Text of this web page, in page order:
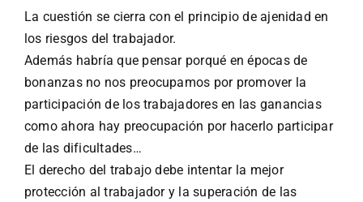
La cuestión se cierra con el principio de ajenidad en
los riesgos del trabajador.
Además habría que pensar porqué en épocas de
bonanzas no nos preocupamos por promover la
participación de los trabajadores en las ganancias
como ahora hay preocupación por hacerlo participar
de las dificultades…
El derecho del trabajo debe intentar la mejor
protección al trabajador y la superación de las